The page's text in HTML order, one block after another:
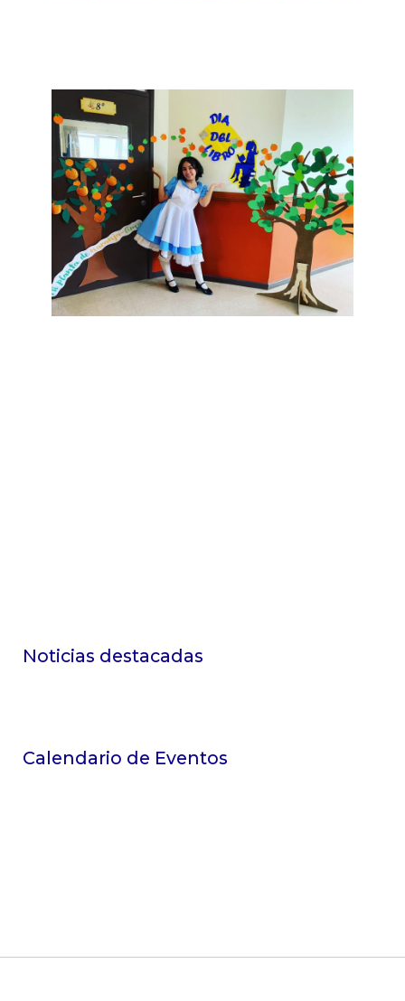
Noticias destacadas
Calendario de Eventos